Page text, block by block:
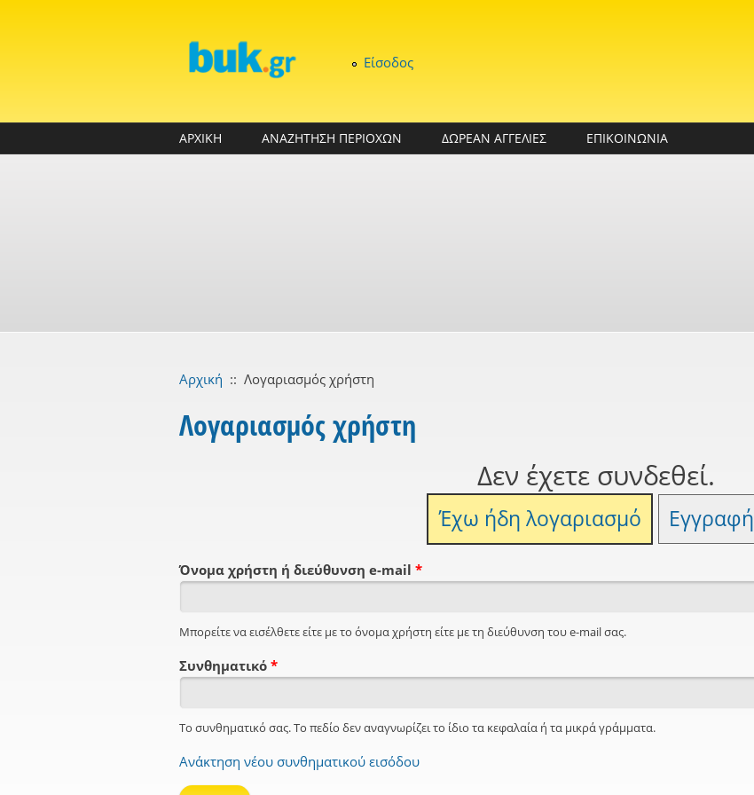
Είσοδος
ΑΡΧΙΚΗ ΑΝΑΖΗΤΗΣΗ ΠΕΡΙΟΧΩΝ ΔΩΡΕΑΝ ΑΓΓΕΛΙΕΣ ΕΠΙΚΟΙΝΩΝΙΑ
Αρχική :: Λογαριασμός χρήστη
Λογαριασμός χρήστη
Δεν έχετε συνδεθεί.
Έχω ήδη λογαριασμό Εγγραφή
Όνομα χρήστη ή διεύθυνση e-mail *
Μπορείτε να εισέλθετε είτε με το όνομα χρήστη είτε με τη διεύθυνση του e-mail σας.
Συνθηματικό *
Το συνθηματικό σας. Το πεδίο δεν αναγνωρίζει το ίδιο τα κεφαλαία ή τα μικρά γράμματα.
Ανάκτηση νέου συνθηματικού εισόδου